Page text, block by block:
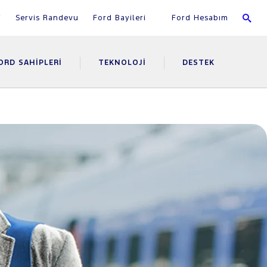
Servis Randevu Ford Bayileri Ford Hesabım
SAHIPLERI TEKNOLOJI DESTEK